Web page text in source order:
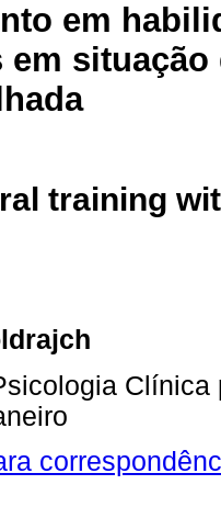
em
em situação
training